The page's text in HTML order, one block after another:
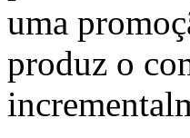
uma
produz o